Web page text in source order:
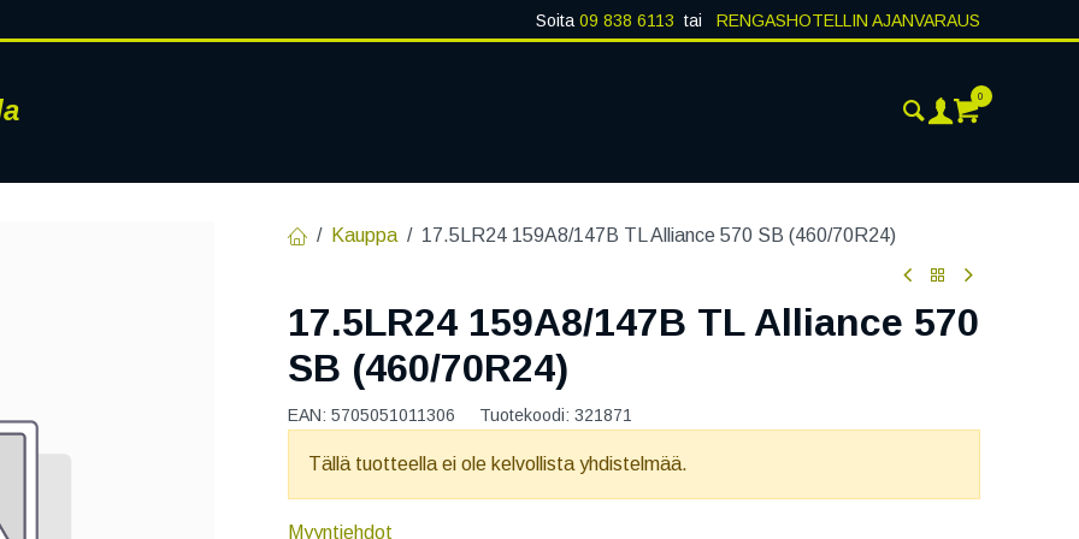
Soita 09 838 6113 tai RENGASHOTELLIN AJANVARAUS
RENKAAT
0
Kauppa 17.5LR24 159A8/147B TL Alliance 570 SB (460/70R24)
17.5LR24 159A8/147B TL Alliance 570
SB (460/70R24)
EAN: 5705051011306 Tuotekoodi: 321871
Tällä tuotteella ei ole kelvollista yhdistelmää.
Myyntiehdot